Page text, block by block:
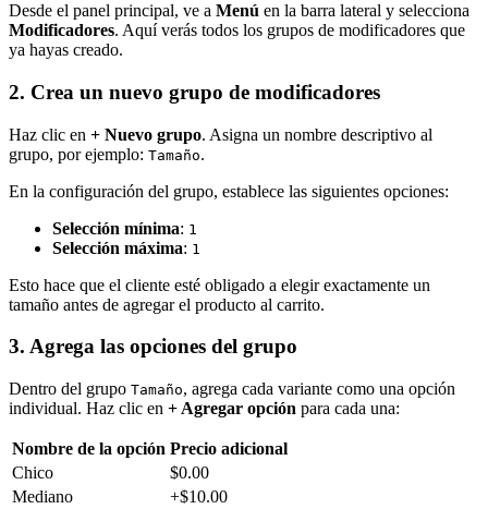
Desde el panel principal, ve a Menú en la barra lateral y selecciona
Modificadores. Aquí verás todos los grupos de modificadores que
ya hayas creado.
2. Crea un nuevo grupo de modificadores
Haz clic en + Nuevo grupo. Asigna un nombre descriptivo al
grupo, por ejemplo: Tamaño.
En la configuración del grupo, establece las siguientes opciones:
Selección mínima: 1
Selección máxima: 1
Esto hace que el cliente esté obligado a elegir exactamente un
tamaño antes de agregar el producto al carrito.
3. Agrega las opciones del grupo
Dentro del grupo Tamaño, agrega cada variante como una opción
individual. Haz clic en + Agregar opción para cada una:
Nombre de la opción Precio adicional
Chico
$0.00
Mediano
+$10.00